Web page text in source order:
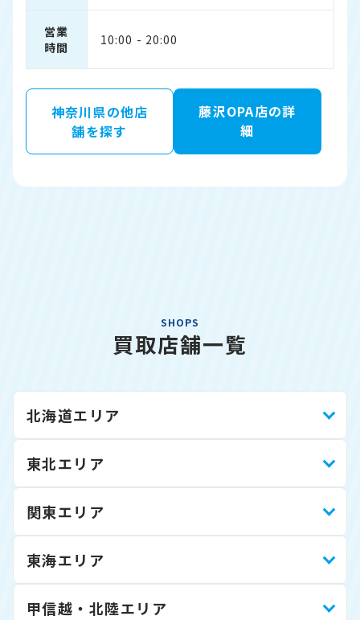
営業
時間
10:00 - 20:00
神奈川県の他店
舗を探す
藤沢OPA店の詳
細
SHOPS
買取店舗一覧
北海道エリア
東北エリア
関東エリア
東海エリア
甲信越・北陸エリア